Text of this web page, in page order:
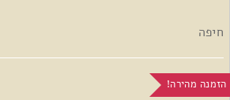
חיפה
הזמנה מהירה!